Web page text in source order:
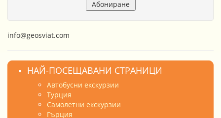
info@geosviat.com
НАЙ-ПОСЕЩАВАНИ СТРАНИЦИ
Автобусни екскурзии
Турция
Самолетни екскурзии
Гърция